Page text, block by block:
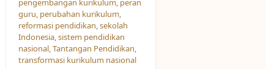
pengembangan kurikulum, peran
guru, perubahan kurikulum,
reformasi pendidikan,sekolah
Indonesia,sistem pendidikan
nasional,Tantangan Pendidikan,
transformasi kurikulum nasional